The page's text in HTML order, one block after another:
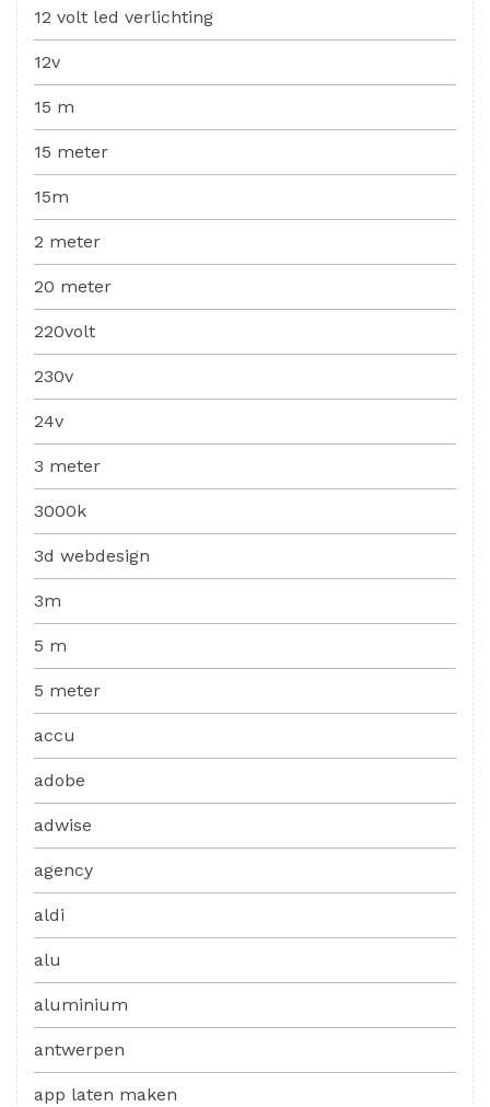
12 volt led verlichting
12v
15 m
15 meter
15m
2 meter
20 meter
220volt
230v
24v
3 meter
3000k
3d webdesign
3m
5 m
5 meter
accu
adobe
adwise
agency
aldi
alu
aluminium
antwerpen
app laten maken